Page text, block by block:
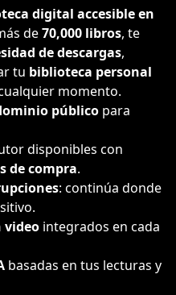
digital accesible en
de70,000 libros, te
de descargas,
tu biblioteca personal
momento.
público para
disponibles con
de compra.
: continúa donde
video integrados en cada
basadas en tus lecturas y